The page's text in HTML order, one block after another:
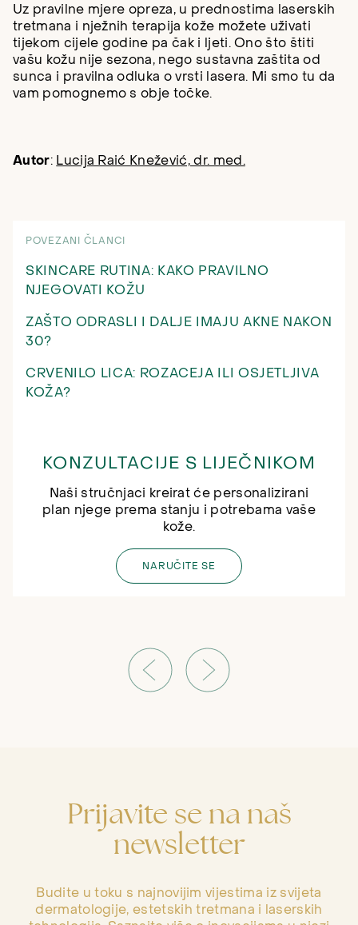
Uz pravilne mjere opreza, u prednostima laserskih
tretmana i nježnih terapija kože možete uživati
tijekom cijele godine pa čak i ljeti. Ono što štiti
vašu kožu nije sezona, nego sustavna zaštita od
sunca i pravilna odluka o vrsti lasera. Mi smo tu da
vam pomognemo s obje točke.
Autor: Lucija Raić Knežević, dr. med.
POVEZANI ČLANCI
SKINCARE RUTINA: KAKO PRAVILNO
NJEGOVATI KOŽU
ZAŠTO ODRASLI I DALJE IMAJU AKNE NAKON
30?
CRVENILO LICA: ROZACEJA ILI OSJETLJIVA
KOŽA?
KONZULTACIJE S LIJEČNIKOM
Naši stručnjaci kreirat će personalizirani
plan njege prema stanju i potrebama vaše
kože.
NARUČITE SE
Prijavite se na naš
newsletter
Budite u toku s najnovijim vijestima iz svijeta
dermatologije, estetskih tretmana i laserskih